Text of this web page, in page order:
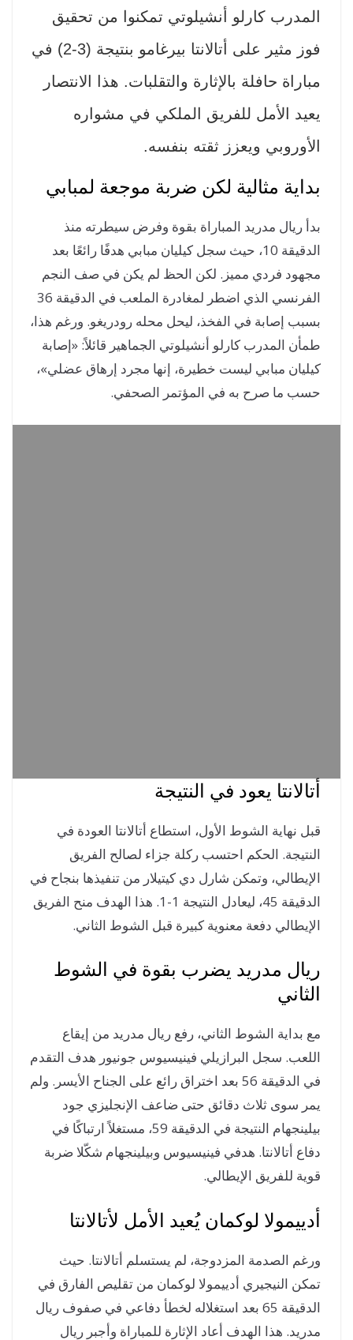
كارلو أنشيلوتي تمكنوا من تحقيق
فوز مثير على أتالانتا بيرغامو بنتيجة (3-2) في
حافلة بالإثارة والتقلبات. هذا الانتصار
الأمل للفريق الملكي في مشواره
ويعزز ثقته بنفسه.
مثالية لكن ضربة موجعة لمبابي
ريال مدريد المباراة بقوة وفرض سيطرته منذ
الدقيقة 10، حيث سجل كيليان مبابي هدفًا رائعًا بعد
فردي مميز. لكن الحظ لم يكن في صف النجم
الفرنسي الذي اضطر لمغادرة الملعب في الدقيقة 36
إصابة في الفخذ، ليحل محله رودريغو. ورغم هذا،
المدرب كارلو أنشيلوتي الجماهير قائلاً: «إصابة
مبابي ليست خطيرة، إنها مجرد إرهاق عضلي»،
ما صرح به في المؤتمر الصحفي.
يعود في النتيجة
نهاية الشوط الأول، استطاع أتالانتا العودة في
الحكم احتسب ركلة جزاء لصالح الفريق
وتمكن شارل دي كيتيلار من تنفيذها بنجاح في
الدقيقة 45، ليعادل النتيجة 1-1. هذا الهدف منح الفريق
دفعة معنوية كبيرة قبل الشوط الثاني.
مدريد يضرب بقوة في الشوط
بداية الشوط الثاني، رفع ريال مدريد من إيقاع
سجل البرازيلي فينيسيوس جونيور هدف التقدم
في الدقيقة 56 بعد اختراق رائع على الجناح الأيسر. ولم
سوى ثلاث دقائق حتى ضاعف الإنجليزي جود
بيلينجهام النتيجة في الدقيقة 59، مستغلاً ارتباكًا في
أتالانتا. هدفي فينيسيوس وبيلينجهام شكّلا ضربة
للفريق الإيطالي.
لوكمان يُعيد الأمل لأتالانتا
الصدمة المزدوجة، لم يستسلم أتالانتا. حيث
النيجيري أدييمولا لوكمان من تقليص الفارق في
الدقيقة 65 بعد استغلاله لخطأ دفاعي في صفوف ريال
هذا الهدف أعاد الإثارة للمباراة وأجبر ريال